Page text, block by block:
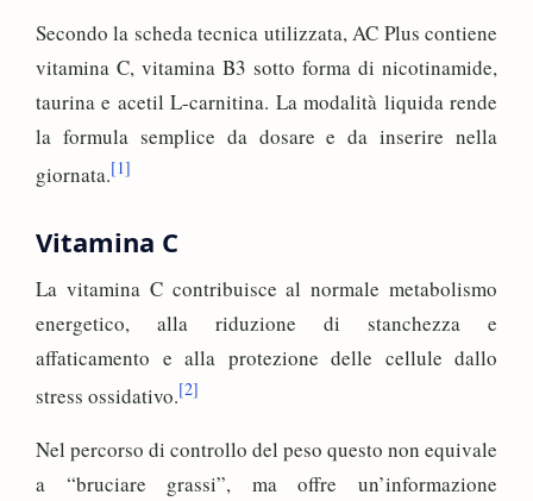
Secondo la scheda tecnica utilizzata, AC Plus contiene
vitamina C, vitamina B3 sotto forma di nicotinamide,
taurina e acetil L-carnitina. La modalità liquida rende
la formula semplice da dosare e da inserire nella
giornata.[1]
Vitamina C
La vitamina C contribuisce al normale metabolismo
energetico, alla riduzione di stanchezza e
affaticamento e alla protezione delle cellule dallo
stress ossidativo.[2]
Nel percorso di controllo del peso questo non equivale
a “bruciare grassi”, ma offre un’informazione